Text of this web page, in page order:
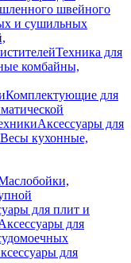
швейного
и сушильных
Техника для
комбайны,
Комплектующие для
Аксессуары для
Весы кухонные,
для плит и
для
для